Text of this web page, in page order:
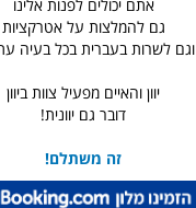
אתם יכולים לפנות אלינו
גם להמלצות על אטרקציות
וגם לשרות בעברית בכל בעיה
יוון והאיים מפעיל צוות ביוון
דובר גם יוונית!
זה משתלם!